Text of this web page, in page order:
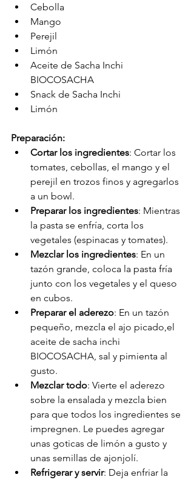
Cebolla
Mango
Perejil
Limón
Aceite de Sacha Inchi
BIOCOSACHA
Snack de Sacha Inchi
Limón
Preparación:
Cortar los ingredientes: Cortar los
tomates, cebollas, el mango y el
perejil en trozos finos y agregarlos
a un bowl.
Preparar los ingredientes: Mientras
la pasta se enfría, corta los
vegetales (espinacas y tomates).
Mezclar los ingredientes: En un
tazón grande, coloca la pasta fría
junto con los vegetales y el queso
en cubos.
Preparar el aderezo: En un tazón
pequeño, mezcla el ajo picado,el
aceite de sacha inchi
BIOCOSACHA, sal y pimienta al
gusto.
Mezclar todo: Vierte el aderezo
sobre la ensalada y mezcla bien
para que todos los ingredientes se
impregnen. Le puedes agregar
unas goticas de limón a gusto y
unas semillas de ajonjolí.
Refrigerar y servir: Deja enfriar la